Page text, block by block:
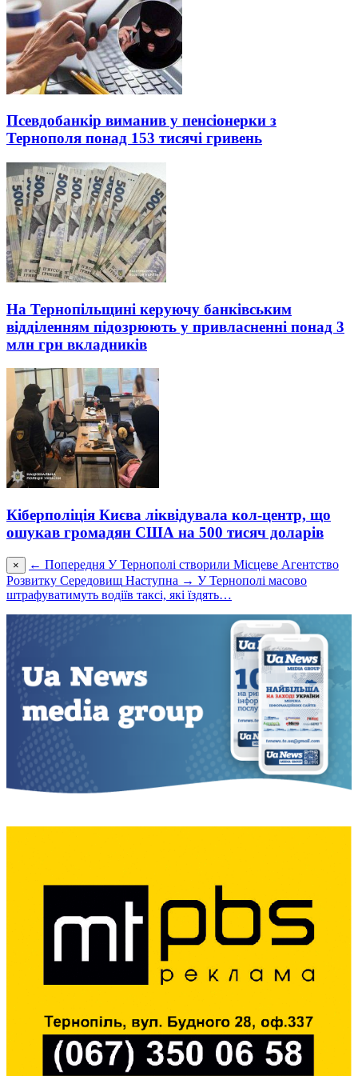
Псевдобанкір виманив у пенсіонерки з
Тернополя понад 153 тисячі гривень
На Тернопільщині керуючу банківським
відділенням підозрюють у привласненні понад 3
млн грн вкладників
Кіберполіція Києва ліквідувала кол-центр, що
ошукав громадян США на 500 тисяч доларів
× ← Попередня У Тернополі створили Місцеве Агентство
Розвитку Середовищ Наступна → У Тернополі масово
штрафуватимуть водіїв таксі, які їздять…